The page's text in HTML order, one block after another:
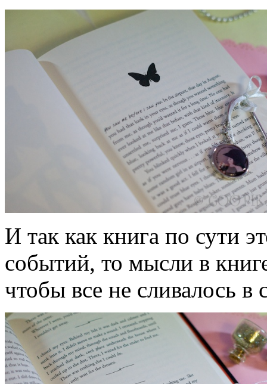
И так как книга по сути
событий, то мысли в
чтобы все не сливалось в